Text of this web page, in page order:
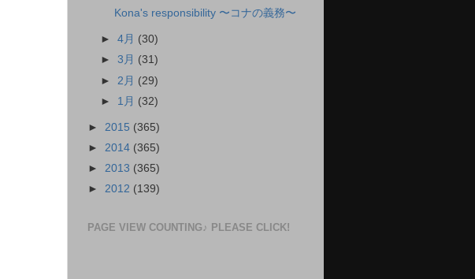
Kona's responsibility 〜コナの義務〜
►4月 (30)
►3月 (31)
► 2月 (29)
► 1月 (32)
► 2015 (365)
► 2014 (365)
► 2013 (365)
► 2012 (139)
PAGE VIEW COUNTING♪ PLEASE CLICK!